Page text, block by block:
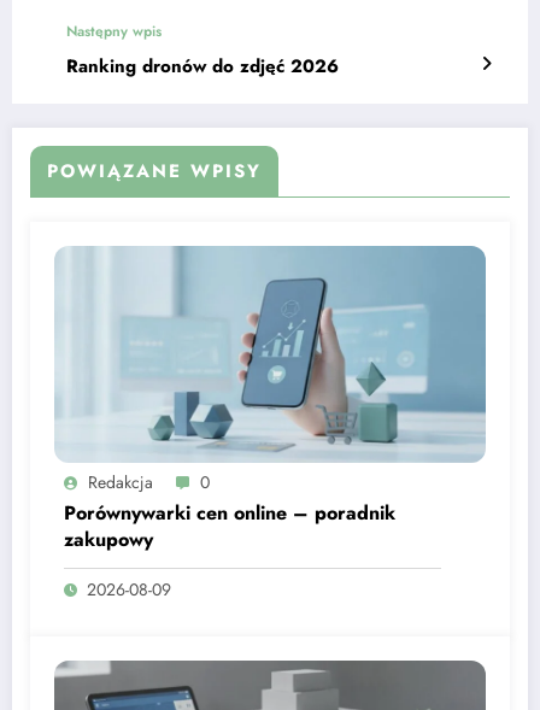
Następny wpis
Ranking dronów do zdjęć 2026
POWIĄZANE WPISY
Redakcja 0
Porównywarki cen online – poradnik
zakupowy
2026-08-09